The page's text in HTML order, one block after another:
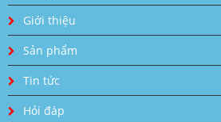
Giới thiệu
Sản phẩm
Tin tức
Hỏi đáp